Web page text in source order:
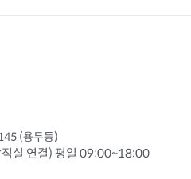
(용두동)
실 연결) 평일 09:00~18:00